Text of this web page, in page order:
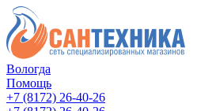
Вологда
Помощь
+7 (8172) 26-40-26